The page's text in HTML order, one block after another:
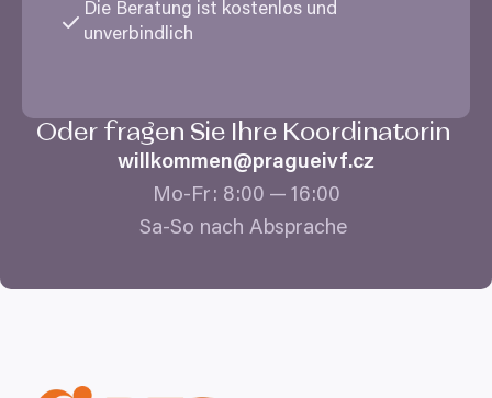
Die Beratung ist kostenlos und
unverbindlich
Oder fragen Sie Ihre Koordinatorin
willkommen@​pragueivf.​cz
Mo-Fr: 8:00 — 16:00
Sa-So nach Absprache